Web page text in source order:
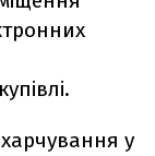
у